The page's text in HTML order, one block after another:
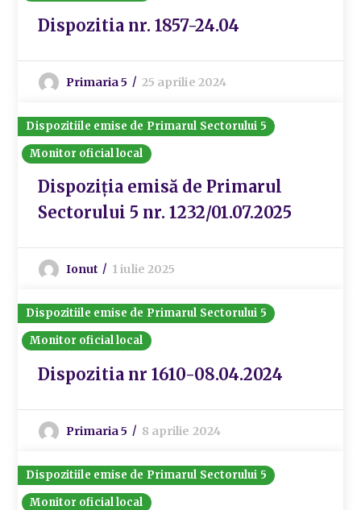
Dispozitia nr. 1857-24.04
Primaria 5 25 aprilie 2024
Dispozitiile emise de Primarul Sectorului 5
Monitor oficial local
Dispoziția emisă de Primarul
Sectorului 5 nr. 1232/01.07.2025
Ionut 1 iulie 2025
Dispozitiile emise de Primarul Sectorului 5
Monitor oficial local
Dispozitia nr 1610-08.04.2024
Primaria 5 8 aprilie 2024
Dispozitiile emise de Primarul Sectorului 5
Monitor oficial local